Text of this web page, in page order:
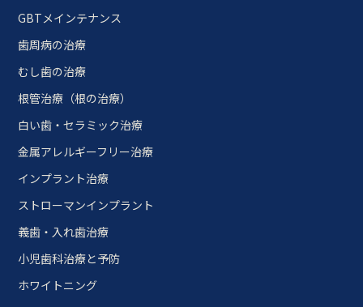
GBTメインテナンス
歯周病の治療
むし歯の治療
根管治療（根の治療）
白い歯・セラミック治療
金属アレルギーフリー治療
インプラント治療
ストローマンインプラント
義歯・入れ歯治療
小児歯科治療と予防
ホワイトニング